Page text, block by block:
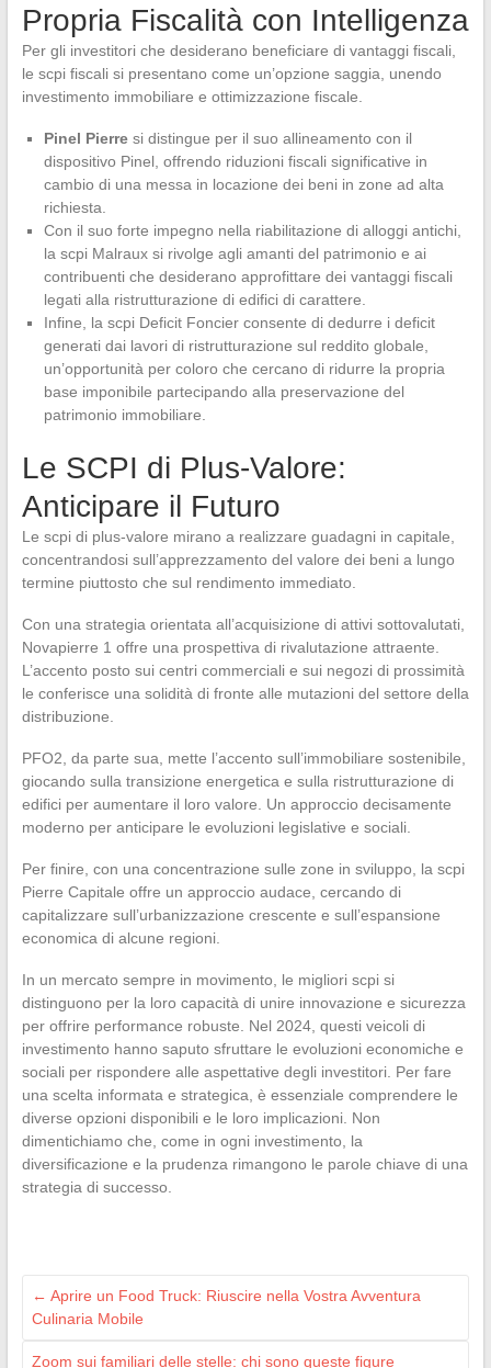
Propria Fiscalità con Intelligenza
Per gli investitori che desiderano beneficiare di vantaggi fiscali,
le scpi fiscali si presentano come un’opzione saggia, unendo
investimento immobiliare e ottimizzazione fiscale.
Pinel Pierresi distingue per il suo allineamento con il
dispositivo Pinel, offrendo riduzioni fiscali significative in
cambio di una messa in locazione dei beni in zone ad alta
richiesta.
Con il suo forte impegno nella riabilitazione di alloggi antichi,
la scpi Malraux si rivolge agli amanti del patrimonio e ai
contribuenti che desiderano approfittare dei vantaggi fiscali
legati alla ristrutturazione di edifici di carattere.
Infine, la scpi Deficit Foncier consente di dedurre i deficit
generati dai lavori di ristrutturazione sul reddito globale,
un’opportunità per coloro che cercano di ridurre la propria
base imponibile partecipando alla preservazione del
patrimonio immobiliare.
Le SCPI di Plus-Valore:
Anticipare il Futuro
Le scpi di plus-valore mirano a realizzare guadagni in capitale,
concentrandosi sull’apprezzamento del valore dei beni a lungo
termine piuttosto che sul rendimento immediato.
Con una strategia orientata all’acquisizione di attivi sottovalutati,
Novapierre 1 offre una prospettiva di rivalutazione attraente.
L’accento posto sui centri commerciali e sui negozi di prossimità
le conferisce una solidità di fronte alle mutazioni del settore della
distribuzione.
PFO2, da parte sua, mette l’accento sull’immobiliare sostenibile,
giocando sulla transizione energetica e sulla ristrutturazione di
edifici per aumentare il loro valore. Un approccio decisamente
moderno per anticipare le evoluzioni legislative e sociali.
Per finire, con una concentrazione sulle zone in sviluppo, la scpi
Pierre Capitale offre un approccio audace, cercando di
capitalizzare sull’urbanizzazione crescente e sull’espansione
economica di alcune regioni.
In un mercato sempre in movimento, le migliori scpi si
distinguono per la loro capacità di unire innovazione e sicurezza
per offrire performance robuste. Nel 2024, questi veicoli di
investimento hanno saputo sfruttare le evoluzioni economiche e
sociali per rispondere alle aspettative degli investitori. Per fare
una scelta informata e strategica, è essenziale comprendere le
diverse opzioni disponibili e le loro implicazioni. Non
dimentichiamo che, come in ogni investimento, la
diversificazione e la prudenza rimangono le parole chiave di una
strategia di successo.
← Aprire un Food Truck: Riuscire nella Vostra Avventura
Culinaria Mobile
Zoom sui familiari delle stelle: chi sono queste figure